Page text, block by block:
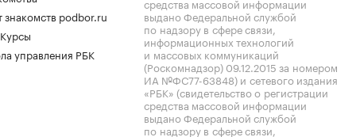
знакомств podbor.ru
управления РБК
средства массовой информации
выдано Федеральной службой
по надзору в сфере связи,
информационных технологий
и массовых коммуникаций
(Роскомнадзор) 09.12.2015 за номером
ИА №ФС77-63848) и сетевого издания
«РБК» (свидетельство о регистрации
средства массовой информации
выдано Федеральной службой
по надзору в сфере связи,